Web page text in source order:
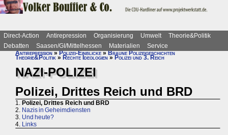
Direct-Action Antirepression Organisierung Umwelt
Theorie&Politik
Debatten
Saasen/GI/Mittelhessen Materialien
Service
Antirepression»Polizei-Einblicke»Braune Polizeigeschichten
Theorie&Politik » Rechte Ideologien » Polizei und 3. Reich
NAZI-POLIZEI
Polizei, Drittes Reich und BRD
1. Polizei, Drittes Reich und BRD
2. Nazis in Geheimdiensten
3. Und heute?
4. Links